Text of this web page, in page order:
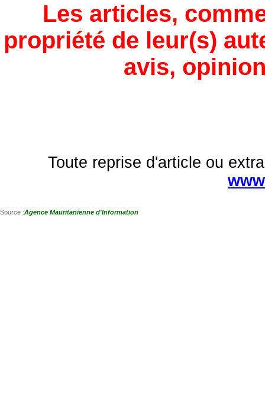
Les articles,
propriété de leur(s)
avis,
Toute reprise d'article ou
Source :Agence Mauritanienne d'Information